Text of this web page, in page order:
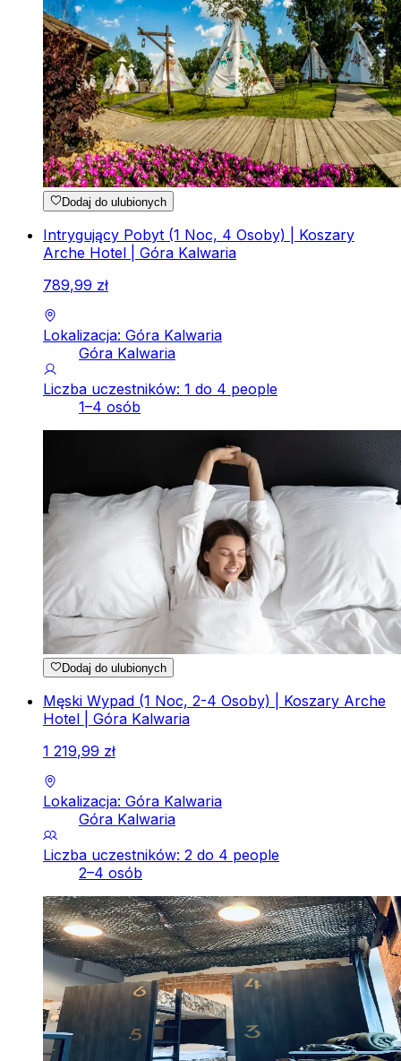
Dodaj do ulubionych
Intrygujący Pobyt (1 Noc, 4 Osoby) | Koszary
Arche Hotel | Góra Kalwaria
789,99 zł
Lokalizacja: Góra Kalwaria
Góra Kalwaria
Liczba uczestników: 1 do 4 people
1–4 osób
Dodaj do ulubionych
Męski Wypad (1 Noc, 2-4 Osoby) | Koszary Arche
Hotel | Góra Kalwaria
1 219,99 zł
Lokalizacja: Góra Kalwaria
Góra Kalwaria
Liczba uczestników: 2 do 4 people
2–4 osób